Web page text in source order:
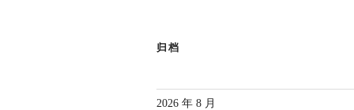
归档
2026 年 8 月